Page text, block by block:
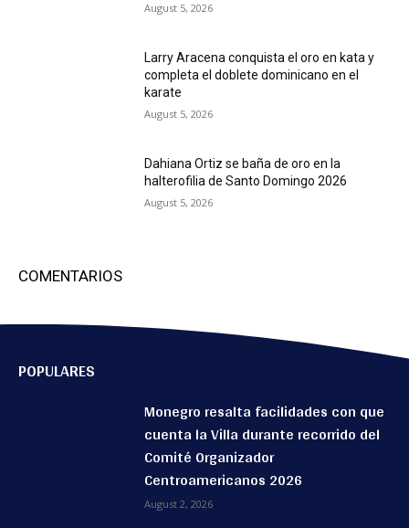
August 5, 2026
Larry Aracena conquista el oro en kata y
completa el doblete dominicano en el
karate
August 5, 2026
Dahiana Ortiz se baña de oro en la
halterofilia de Santo Domingo 2026
August 5, 2026
COMENTARIOS
POPULARES
Monegro resalta facilidades con que
cuenta la Villa durante recorrido del
Comité Organizador
Centroamericanos 2026
August 2, 2026